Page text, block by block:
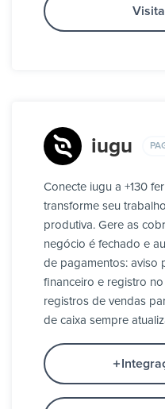
iugu
Conecte iugu a +130
transforme seu
produtiva. Gere as
negócio é fechado e
de pagamentos: aviso
financeiro e registro
registros de vendas
de caixa sempre